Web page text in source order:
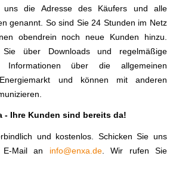
uns die Adresse des Käufers und alle
genannt. So sind Sie 24 Stunden im Netz
obendrein noch neue Kunden hinzu.
Sie über Downloads und regelmäßige
Informationen über die allgemeinen
und können mit anderen
- Ihre Kunden sind bereits da!
und kostenlos. Schicken Sie uns
E-Mail an info@enxa.de. Wir rufen Sie